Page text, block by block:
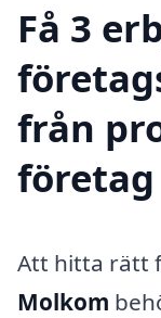
Få 3
från
företag
Att hitta rätt
Molkom